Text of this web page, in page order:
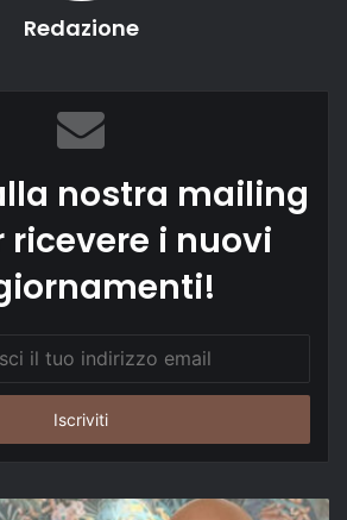
Redazione
nostra mailing
ricevere i nuovi